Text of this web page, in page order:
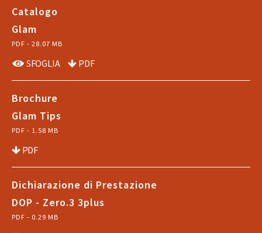
Catalogo
Glam
PDF - 28.07 MB
SFOGLIA PDF
Brochure
Glam Tips
PDF - 1.58 MB
PDF
Dichiarazione di Prestazione
DOP - Zero.3 3plus
PDF - 0.29 MB